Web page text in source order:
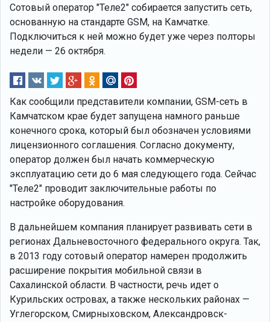
Сотовый оператор "Теле2" собирается запустить сеть,
основанную на стандарте GSM, на Камчатке.
Подключиться к ней можно будет уже через полторы
недели — 26 октября.
Как сообщили представители компании, GSM-сеть в
Камчатском крае будет запущена намного раньше
конечного срока, который был обозначен условиями
лицензионного соглашения. Согласно документу,
оператор должен был начать коммерческую
эксплуатацию сети до 6 мая следующего года. Сейчас
"Теле2" проводит заключительные работы по
настройке оборудования.
В дальнейшем компания планирует развивать сети в
регионах Дальневосточного федерального округа. Так,
в 2013 году сотовый оператор намерен продолжить
расширение покрытия мобильной связи в
Сахалинской области. В частности, речь идет о
Курильских островах, а также нескольких районах —
Углегорском, Смирныховском, Александровск-